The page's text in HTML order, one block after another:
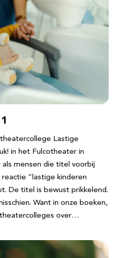
Lastige
in het Fulcotheater in
als mensen die titel voorbij
“lastige kinderen
De titel is bewust prikkelend.
Want in onze boeken,
theatercolleges over…